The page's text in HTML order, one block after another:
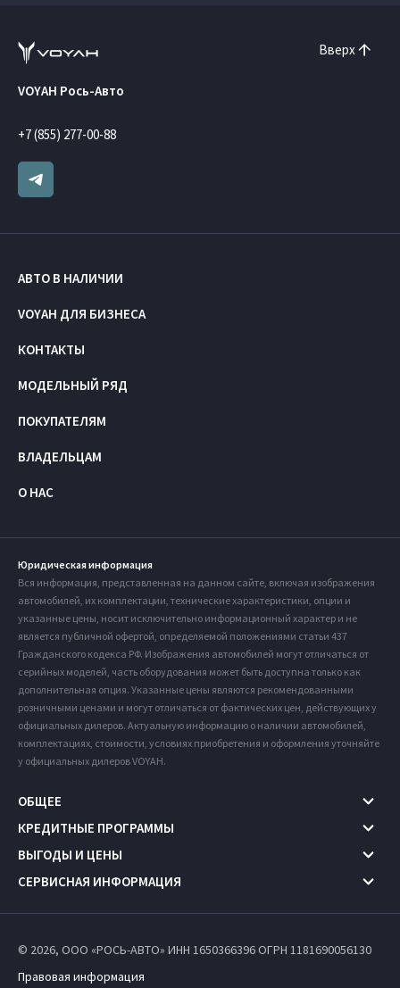
Вверх
VOYAH Рось-Авто
+7 (855) 277-00-88
АВТО В НАЛИЧИИ
VOYAH ДЛЯ БИЗНЕСА
КОНТАКТЫ
МОДЕЛЬНЫЙ РЯД
ПОКУПАТЕЛЯМ
ВЛАДЕЛЬЦАМ
О НАС
Юридическая информация
Вся информация, представленная на данном сайте, включая изображения
автомобилей, их комплектации, технические характеристики, опции и
указанные цены, носит исключительно информационный характер и не
является публичной офертой, определяемой положениями статьи 437
Гражданского кодекса РФ. Изображения автомобилей могут отличаться от
серийных моделей, часть оборудования может быть доступна только как
дополнительная опция. Указанные цены являются рекомендованными
розничными ценами и могут отличаться от фактических цен, действующих у
официальных дилеров. Актуальную информацию о наличии автомобилей,
комплектациях, стоимости, условиях приобретения и оформления уточняйте
у официальных дилеров VOYAH.
ОБЩЕЕ
КРЕДИТНЫЕ ПРОГРАММЫ
ВЫГОДЫ И ЦЕНЫ
СЕРВИСНАЯ ИНФОРМАЦИЯ
© 2026, ООО «РОСЬ-АВТО» ИНН 1650366396ОГРН 1181690056130
Правовая информация